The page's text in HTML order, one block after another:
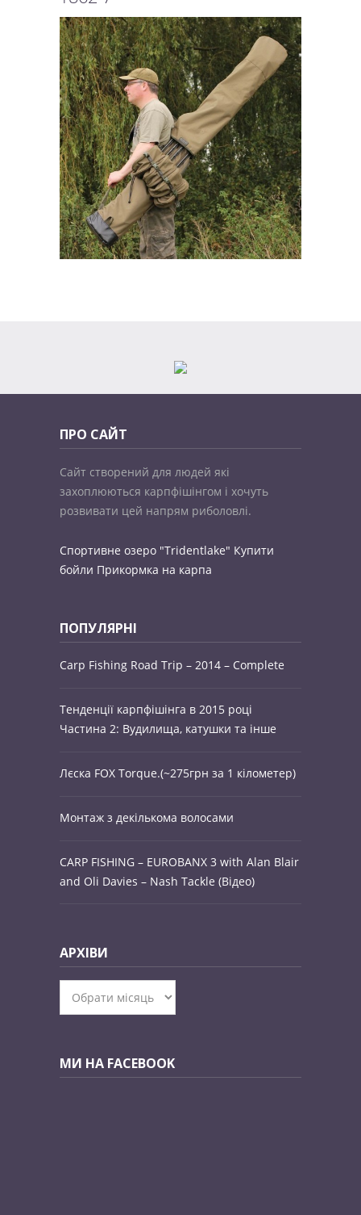
ПРО САЙТ
Сайт створений для людей які
захоплюються карпфішінгом і хочуть
розвивати цей напрям риболовлі.
Спортивне озеро "Tridentlake" Купити
бойли Прикормка на карпа
ПОПУЛЯРНІ
Carp Fishing Road Trip – 2014 – Complete
Тенденції карпфішінга в 2015 році
Частина 2: Вудилища, катушки та інше
Лєска FOX Torque.(~275грн за 1 кілометер)
Монтаж з декількома волосами
CARP FISHING – EUROBANX 3 with Alan Blair
and Oli Davies – Nash Tackle (Відео)
АРХІВИ
МИ НА FACEBOOK